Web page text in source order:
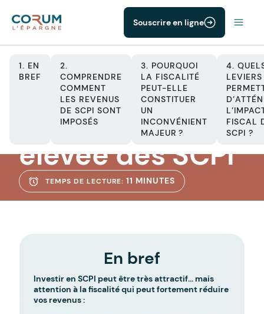
Souscrire en ligne
1. EN
BREF
2.
COMPRENDRE
COMMENT
LES REVENUS
DE SCPI SONT
IMPOSÉS
3. POURQUOI
LA FISCALITÉ
PEUT-ELLE
CONSTITUER
UN
INCONVÉNIENT
MAJEUR ?
4.
LEVIERS
FISCAL
SCPI ?
La fiscalité
élevée des SCPI
TEMPS DE LECTURE: 11 MINUTES
En bref
Investir en SCPI peut être très attractif… mais
attention à la fiscalité qui peut fortement réduire
vos revenus :